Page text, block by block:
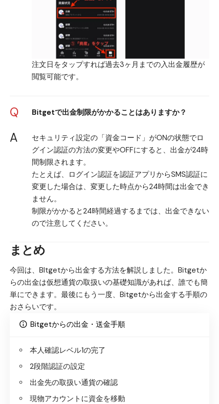
注文日をタップすれば過去3ヶ月までの入出金履歴が
閲覧可能です。
Q Bitgetで出金制限がかかることはありますか？
A
セキュリティ設定の「資金コード」がONの状態でロ
グイン認証の方法の変更やOFFにすると、出金が24時
間制限されます。
たとえば、ログイン認証を認証アプリからSMS認証に
変更した場合は、変更した時点から24時間は出金でき
ません。
制限がかかると24時間経過するまでは、出金できない
ので注意してください。
まとめ
今回は、BItgetから出金する方法を解説しました。Bitgetか
らの出金は仮想通貨の取扱いの基礎知識があれば、誰でも簡
単にできます。最後にもう一度、Bitgetから出金する手順の
おさらいです。
Bitgetからの出金・送金手順
本人確認レベル1の完了
2段階認証の設定
出金先の取扱い通貨の確認
現物アカウントに資金を移動